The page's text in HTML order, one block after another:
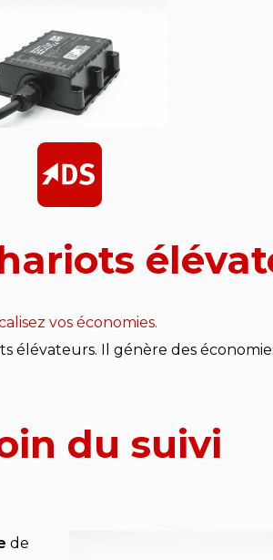
vos économies.
Il génère des
du suivi
de